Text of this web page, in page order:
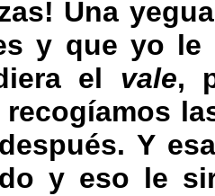
Una
y que yo
el vale,
Y
y eso le